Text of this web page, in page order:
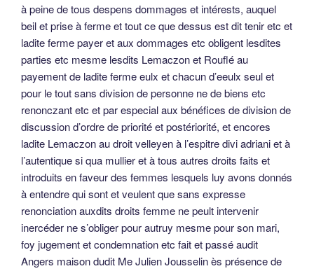
à peine de tous despens dommages et intérests, auquel
beil et prise à ferme et tout ce que dessus est dit tenir etc et
ladite ferme payer et aux dommages etc obligent lesdites
parties etc mesme lesdits Lemaczon et Rouflé au
payement de ladite ferme eulx et chacun d’eeulx seul et
pour le tout sans division de personne ne de biens etc
renonczant etc et par especial aux bénéfices de division de
discussion d’ordre de priorité et postériorité, et encores
ladite Lemaczon au droit velleyen à l’espitre divi adriani et à
l’autentique si qua mullier et à tous autres droits faits et
introduits en faveur des femmes lesquels luy avons donnés
à entendre qui sont et veulent que sans expresse
renonciation auxdits droits femme ne peult intervenir
inercéder ne s’obliger pour autruy mesme pour son mari,
foy jugement et condemnation etc fait et passé audit
Angers maison dudit Me Julien Jousselin ès présence de